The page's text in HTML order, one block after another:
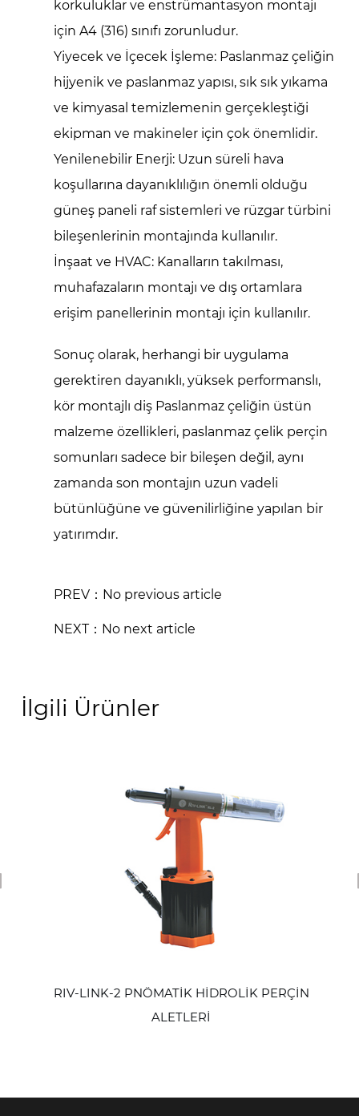
korkuluklar ve enstrümantasyon montajı
için A4 (316) sınıfı zorunludur.
Yiyecek ve İçecek İşleme: Paslanmaz çeliğin
hijyenik ve paslanmaz yapısı, sık sık yıkama
ve kimyasal temizlemenin gerçekleştiği
ekipman ve makineler için çok önemlidir.
Yenilenebilir Enerji: Uzun süreli hava
koşullarına dayanıklılığın önemli olduğu
güneş paneli raf sistemleri ve rüzgar türbini
bileşenlerinin montajında kullanılır.
İnşaat ve HVAC: Kanalların takılması,
muhafazaların montajı ve dış ortamlara
erişim panellerinin montajı için kullanılır.
Sonuç olarak, herhangi bir uygulama
gerektirendayanıklı, yüksek performanslı,
kör montajlı diş Paslanmaz çeliğin üstün
malzeme özellikleri, paslanmaz çelik perçin
somunlarısadece bir bileşen değil, aynı
zamanda son montajın uzun vadeli
bütünlüğüne ve güvenilirliğine yapılan bir
yatırımdır.
PREV：No previous article
NEXT：No next article
İlgili Ürünler
RIV-LINK-2 PNÖMATİK HİDROLİK PERÇİN
ALETLERİ